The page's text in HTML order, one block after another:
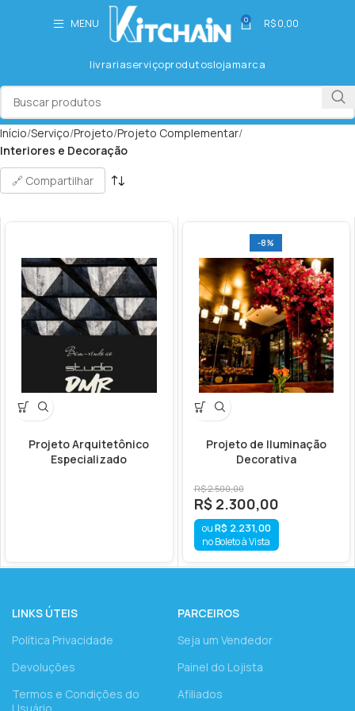
MENU 0 R$0,00
livrariaserviçoprodutoslojamarca
Início Serviço Projeto Projeto Complementar
Interiores e Decoração
🔗 Compartilhar
Projeto Arquitetônico
Especializado
-8%
Projeto de Iluminação
Decorativa
R$2.500,00
R$2.300,00
R$ 2.231,00
no Boleto à Vista
LINKS ÚTEIS
Política Privacidade
Devoluções
Termos e Condições do
PARCEIROS
Seja um Vendedor
Painel do Lojista
Afiliados